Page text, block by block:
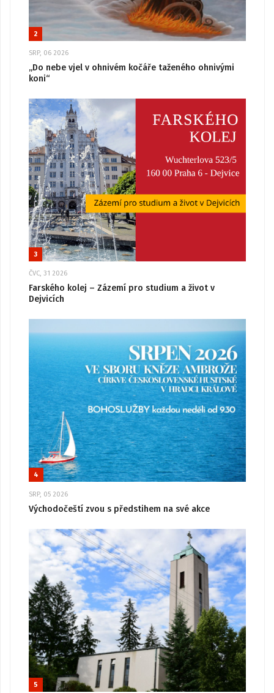
2
SRP, 06 2026
„Do nebe vjel v ohnivém kočáře taženého ohnivými
koni“
3
ČVC, 31 2026
Farského kolej – Zázemí pro studium a život v
Dejvicích
4
SRP, 05 2026
Východočeští zvou s předstihem na své akce
5